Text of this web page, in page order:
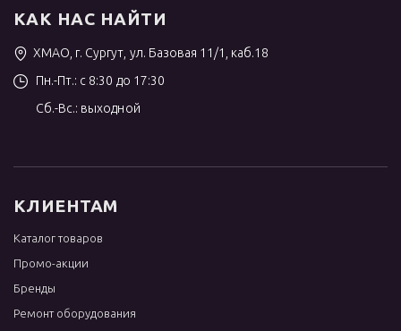
КАК НАС НАЙТИ
ХМАО, г. Сургут, ул. Базовая 11/1, каб.18
Пн.-Пт.: с 8:30 до 17:30
Сб.-Вс.: выходной
КЛИЕНТАМ
Каталог товаров
Промо-акции
Бренды
Ремонт оборудования